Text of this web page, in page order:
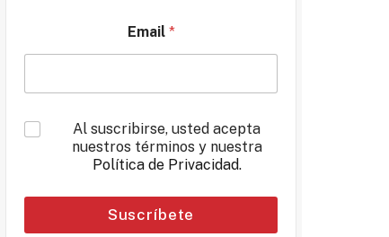
Email *
*
Al suscribirse, usted acepta
nuestros términos y nuestra
Política de Privacidad.
Suscríbete